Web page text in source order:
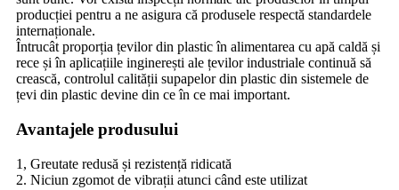
producției pentru a ne asigura că produsele respectă standardele
internaționale.
Întrucât proporția țevilor din plastic în alimentarea cu apă caldă și
rece și în aplicațiile inginerești ale țevilor industriale continuă să
crească, controlul calității supapelor din plastic din sistemele de
țevi din plastic devine din ce în ce mai important.
Avantajele produsului
1, Greutate redusă și rezistență ridicată
2. Niciun zgomot de vibrații atunci când este utilizat